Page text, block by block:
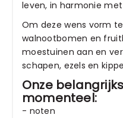
leven, in harmonie
Om deze wens vorm
walnootbomen en
moestuinen aan en
schapen, ezels en
Onze
momenteel:
- noten